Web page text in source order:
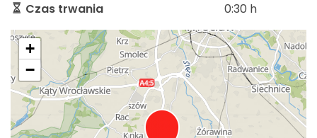
Czas trwania
0:30 h
+
−